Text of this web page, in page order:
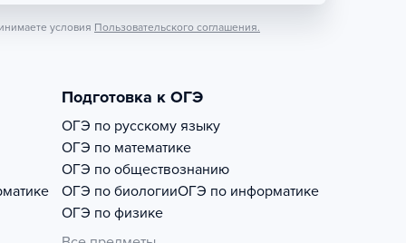
условия Пользовательского соглашения.
Подготовка к ОГЭ
ОГЭ по русскому языку
ОГЭ по математике
ОГЭ по обществознанию
ОГЭ по биологииОГЭ по информатике
ОГЭ по физике